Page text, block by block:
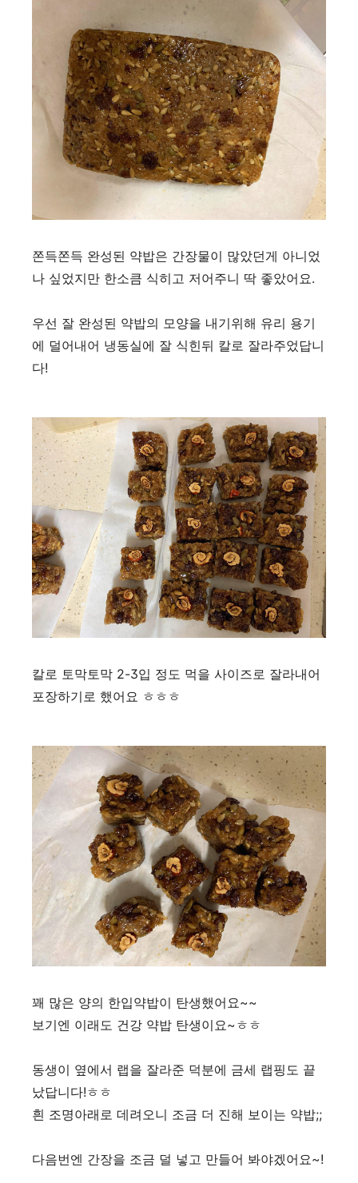
쫀득쫀득 완성된 약밥은 간장물이 많았던게 아니었
나 싶었지만 한소큼 식히고 저어주니 딱 좋았어요.
우선 잘 완성된 약밥의 모양을 내기위해 유리 용기
에 덜어내어 냉동실에 잘 식힌뒤 칼로 잘라주었답니
다!
칼로 토막토막 2-3입 정도 먹을 사이즈로 잘라내어
포장하기로 했어요 ㅎㅎㅎ
꽤 많은 양의 한입약밥이 탄생했어요~~
보기엔 이래도 건강 약밥 탄생이요~ㅎㅎ
동생이 옆에서 랩을 잘라준 덕분에 금세 랩핑도 끝
났답니다!ㅎㅎ
흰 조명아래로 데려오니 조금 더 진해 보이는 약밥;;
다음번엔 간장을 조금 덜 넣고 만들어 봐야겠어요~!